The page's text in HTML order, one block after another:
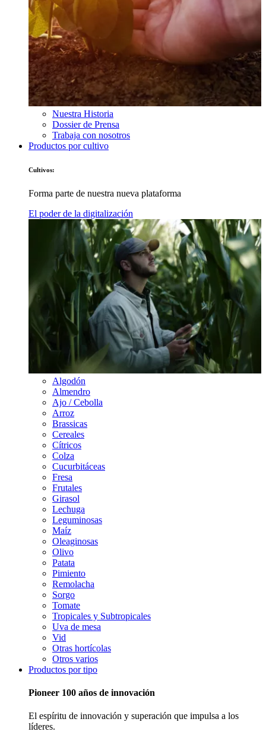
Nuestra Historia
Dossier de Prensa
Trabaja con nosotros
Productos por cultivo
Cultivos:
Forma parte de nuestra nueva plataforma
El poder de la digitalización
Algodón
Almendro
Ajo / Cebolla
Arroz
Brassicas
Cereales
Cítricos
Colza
Cucurbitáceas
Fresa
Frutales
Girasol
Lechuga
Leguminosas
Maíz
Oleaginosas
Olivo
Patata
Pimiento
Remolacha
Sorgo
Tomate
Tropicales y Subtropicales
Uva de mesa
Vid
Otras hortícolas
Otros varios
Productos por tipo
Pioneer 100 años de innovación
El espíritu de innovación y superación que impulsa a los
líderes.